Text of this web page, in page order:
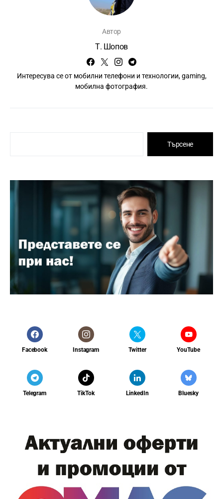
Автор
Т. Шопов
Интересува се от мобилни телефони и технологии, gaming,
мобилна фотография.
Търсене
Facebook Instagram Twitter YouTube
Telegram TikTok LinkedIn Bluesky